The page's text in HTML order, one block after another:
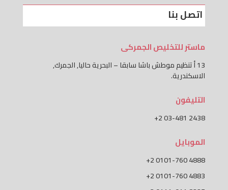
اتصل بنا
ماستر للتخليص الجمركى
13 أ تنظيم موطش باشا سابقا – البحرية حاليا, الجمرك,
الاسكندرية.
التليفون
+‬2 03-481 2438
الموبايل
+2 0101-760 4888
+2 0101-760 4883